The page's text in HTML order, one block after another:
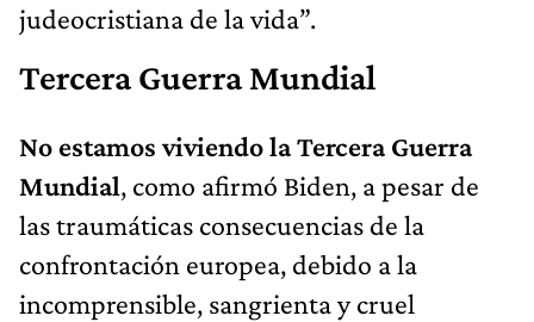
judeocristiana de la vida”.
Tercera Guerra Mundial
No estamos viviendo la Tercera Guerra
Mundial, como afirmó Biden, a pesar de
las traumáticas consecuencias de la
confrontación europea, debido a la
incomprensible, sangrienta y cruel